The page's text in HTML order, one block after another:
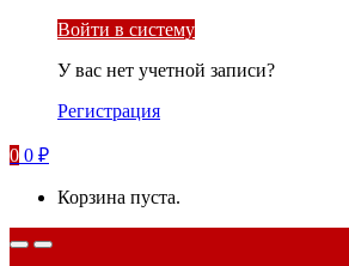
Войти в систему
У вас нет учетной записи?
Регистрация
0 0 ₽
Корзина пуста.